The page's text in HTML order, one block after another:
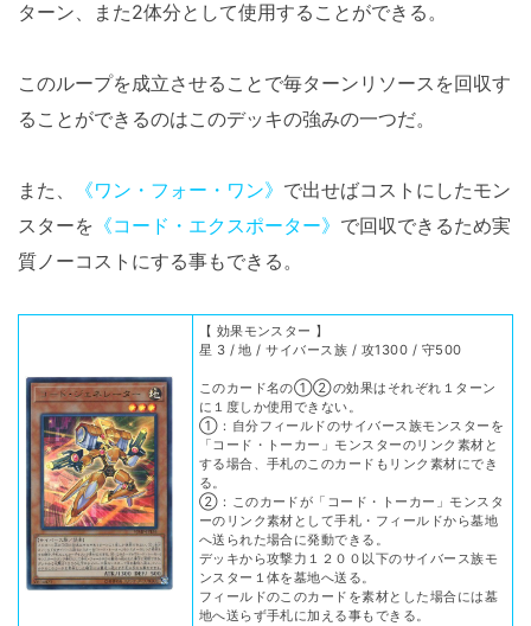
ターン、また2体分として使用することができる。
このループを成立させることで毎ターンリソースを回収す
ることができるのはこのデッキの強みの一つだ。
また、 《ワン・フォー・ワン》 で出せばコストにしたモン
スターを 《コード・エクスポーター》 で回収できるため実
質ノーコストにする事もできる。
【 効果モンスター 】
星 3 / 地 / サイバース族 / 攻1300 / 守500
このカード名の①②の効果はそれぞれ１ターン
に１度しか使用できない。
①：自分フィールドのサイバース族モンスターを
「コード・トーカー」モンスターのリンク素材と
する場合、手札のこのカードもリンク素材にでき
る。
②：このカードが「コード・トーカー」モンスタ
ーのリンク素材として手札・フィールドから墓地
へ送られた場合に発動できる。
デッキから攻撃力１２００以下のサイバース族モ
ンスター１体を墓地へ送る。
フィールドのこのカードを素材とした場合には墓
地へ送らず手札に加える事もできる。